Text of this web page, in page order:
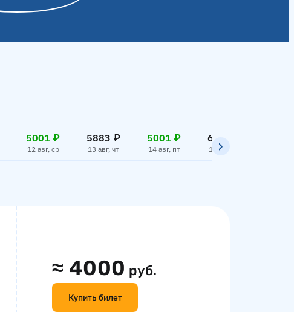
5001 ₽
12 авг, ср
5883 ₽
13 авг, чт
5001 ₽
14 авг, пт
6118 ₽
15 авг, сб
≈ 4000 руб.
Купить билет